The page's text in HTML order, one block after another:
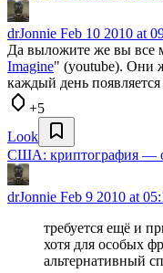
drJonnie Feb 10 2010 at
Да выложите же вы все
Imagine" (youtube). Они
каждый день
+5
Look
США: криптография —
drJonnie Feb 9 2010 at
требуется ещё и
хотя для особых
альтернативный